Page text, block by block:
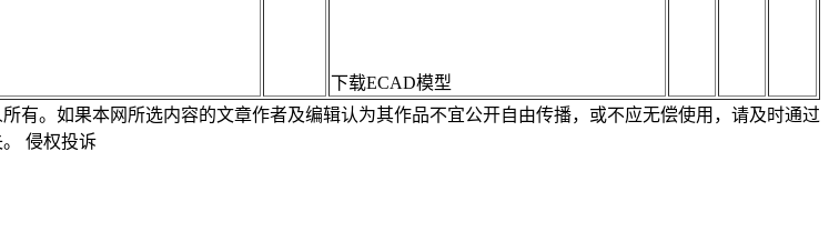
下载ECAD模型
有。如果本网所选内容的文章作者及编辑认为其作品不宜公开自由传播，或不应无偿使用，请及时通过
侵权投诉